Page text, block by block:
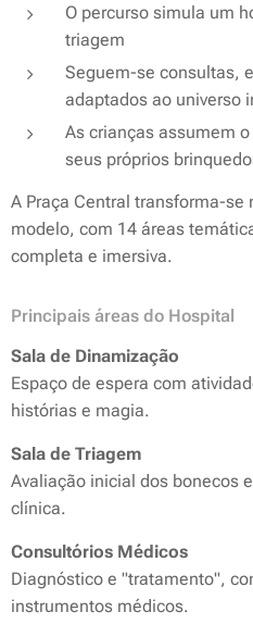
O percurso simula um
triagem
Seguem-se consultas,
adaptados ao universo
As crianças assumem
seus próprios
A Praça Central transforma-
modelo, com 14 áreas
completa e imersiva.
Principais áreas do Hospital
Sala de Dinamização
Espaço de espera com
histórias e magia.
Sala de Triagem
Avaliação inicial dos bonecos
clínica.
Consultórios Médicos
Diagnóstico e "tratamento",
instrumentos médicos.